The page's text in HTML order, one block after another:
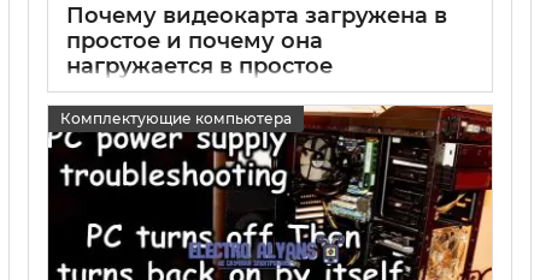
Почему видеокарта загружена в
простое и почему она
нагружается в простое
15 05 2025 0
Комплектующие компьютера